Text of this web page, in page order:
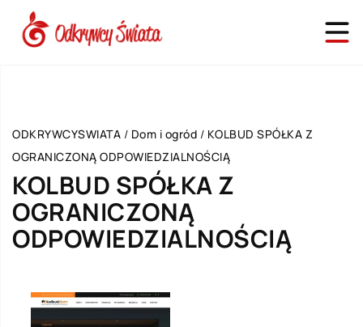
ODKRYWCYSWIATA / Dom i ogród / KOLBUD SPÓŁKA Z
OGRANICZONĄ ODPOWIEDZIALNOŚCIĄ
KOLBUD SPÓŁKA Z
OGRANICZONĄ
ODPOWIEDZIALNOŚCIĄ